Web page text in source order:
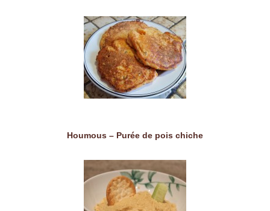
Houmous – Purée de pois chiche